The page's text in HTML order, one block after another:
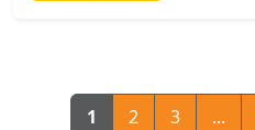
1 2 3 ...